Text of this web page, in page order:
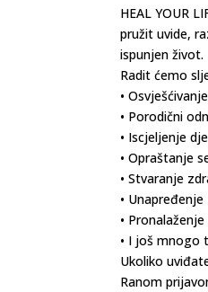
HEAL YOUR
pružit uvide,
ispunjen život.
Radit ćemo
•
• Porodični
• Iscjeljenje
• Opraštanje
• Stvaranje
• Unapređenje
•
• I još mnogo
Ukoliko
Ranom